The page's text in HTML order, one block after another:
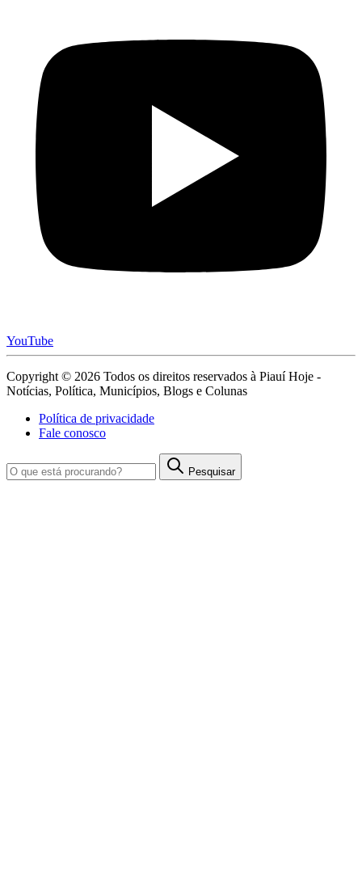
YouTube
Copyright © 2026 Todos os direitos reservados à Piauí Hoje -
Notícias, Política, Municípios, Blogs e Colunas
Política de privacidade
Fale conosco
Pesquisar